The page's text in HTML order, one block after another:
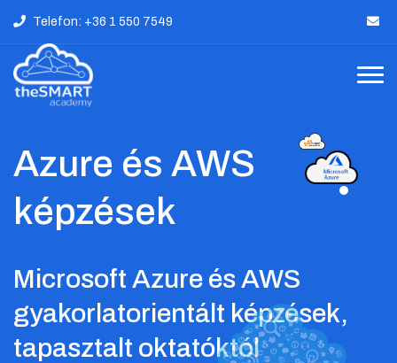
Telefon: +36 1 550 7549
Azure és AWS
képzések
Microsoft Azure és AWS
gyakorlatorientált képzések,
tapasztalt oktatóktól